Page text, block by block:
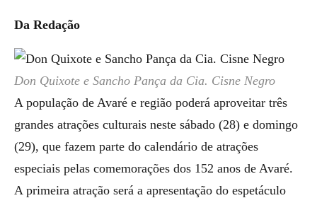
Da Redação
Don Quixote e Sancho Pança da Cia. Cisne Negro
A população de Avaré e região poderá aproveitar três
grandes atrações culturais neste sábado (28) e domingo
(29), que fazem parte do calendário de atrações
especiais pelas comemorações dos 152 anos de Avaré.
A primeira atração será a apresentação do espetáculo